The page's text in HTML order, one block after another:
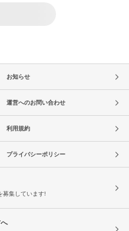
お知らせ
運営へのお問い合わせ
利用規約
プライバシーポリシー
募集しています!